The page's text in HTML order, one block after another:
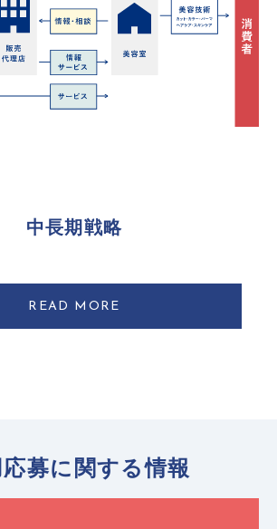
中長期戦略
READ MORE
募に関する情報